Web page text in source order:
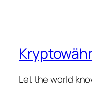
Let the world